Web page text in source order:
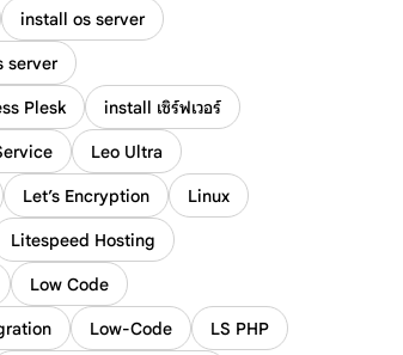
install os server
server
Plesk install เซิร์ฟเวอร์
Leo Ultra
Let’s Encryption Linux
Litespeed Hosting
Low Code
Low-Code LS PHP